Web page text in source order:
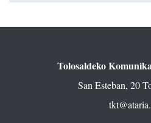
Tolosaldeko
San Esteban, 20